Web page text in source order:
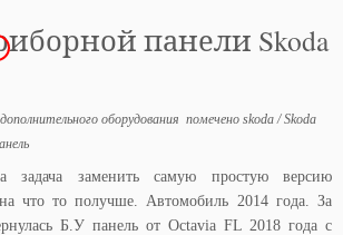
панели Skoda
оборудования помеченоskoda/Skoda
задача заменить самую простую версию
что то получше. Автомобиль 2014 года. За
Б.У панель от Octavia FL 2018 года с